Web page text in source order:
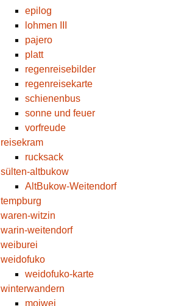
epilog
lohmen III
pajero
platt
regenreisebilder
regenreisekarte
schienenbus
sonne und feuer
vorfreude
reisekram
rucksack
sülten-altbukow
AltBukow-Weitendorf
tempburg
waren-witzin
warin-weitendorf
weiburei
weidofuko
weidofuko-karte
winterwandern
moiwei